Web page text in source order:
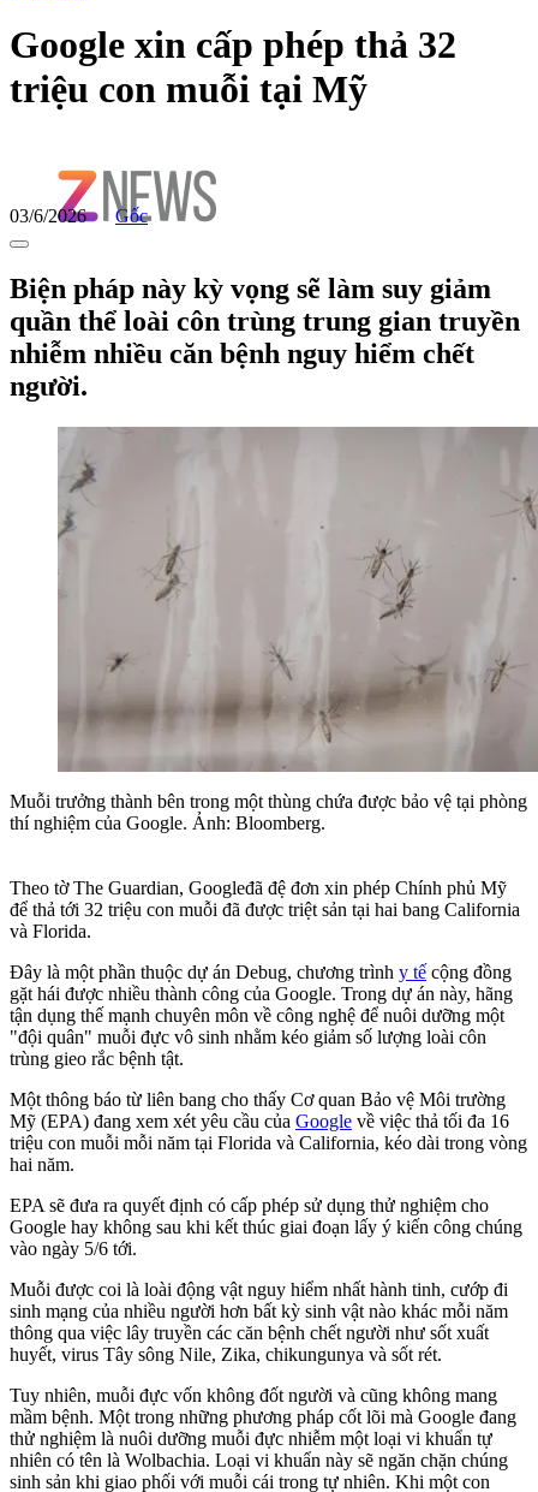
Google xin cấp phép thả 32
triệu con muỗi tại Mỹ
03/6/2026 Gốc
Biện pháp này kỳ vọng sẽ làm suy giảm
quần thể loài côn trùng trung gian truyền
nhiễm nhiều căn bệnh nguy hiểm chết
người.
Muỗi trưởng thành bên trong một thùng chứa được bảo vệ tại phòng
thí nghiệm của Google. Ảnh: Bloomberg.
Theo tờThe Guardian, Googleđã đệ đơn xin phép Chính phủ Mỹ
để thả tới 32 triệu con muỗi đã được triệt sản tại hai bang California
và Florida.
Đây là một phần thuộc dự án Debug, chương trình y tế cộng đồng
gặt hái được nhiều thành công của Google. Trong dự án này, hãng
tận dụng thế mạnh chuyên môn về công nghệ để nuôi dưỡng một
"đội quân" muỗi đực vô sinh nhằm kéo giảm số lượng loài côn
trùng gieo rắc bệnh tật.
Một thông báo từ liên bang cho thấy Cơ quan Bảo vệ Môi trường
Mỹ (EPA) đang xem xét yêu cầu của Google về việc thả tối đa 16
triệu con muỗi mỗi năm tại Florida và California, kéo dài trong vòng
hai năm.
EPA sẽ đưa ra quyết định có cấp phép sử dụng thử nghiệm cho
Google hay không sau khi kết thúc giai đoạn lấy ý kiến công chúng
vào ngày 5/6 tới.
Muỗi được coi là loài động vật nguy hiểm nhất hành tinh, cướp đi
sinh mạng của nhiều người hơn bất kỳ sinh vật nào khác mỗi năm
thông qua việc lây truyền các căn bệnh chết người như sốt xuất
huyết, virus Tây sông Nile, Zika, chikungunya và sốt rét.
Tuy nhiên, muỗi đực vốn không đốt người và cũng không mang
mầm bệnh. Một trong những phương pháp cốt lõi mà Google đang
thử nghiệm là nuôi dưỡng muỗi đực nhiễm một loại vi khuẩn tự
nhiên có tên là Wolbachia. Loại vi khuẩn này sẽ ngăn chặn chúng
sinh sản khi giao phối với muỗi cái trong tự nhiên. Khi một con